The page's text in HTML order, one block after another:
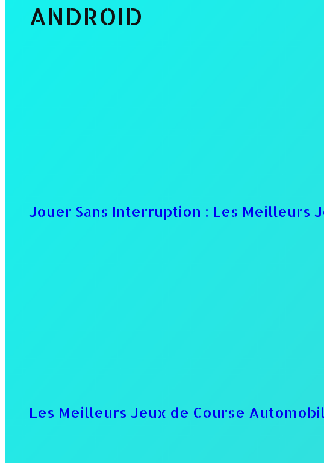
ANDROID
Jouer Sans Interruption : Les Meilleurs
Les Meilleurs Jeux de Course